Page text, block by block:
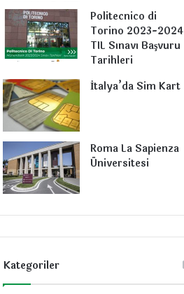
Politecnico di
Torino 2023-2024
TIL Sınavı Başvuru
Tarihleri
İtalya’da Sim Kart
Roma La Sapienza
Üniversitesi
Kategoriler